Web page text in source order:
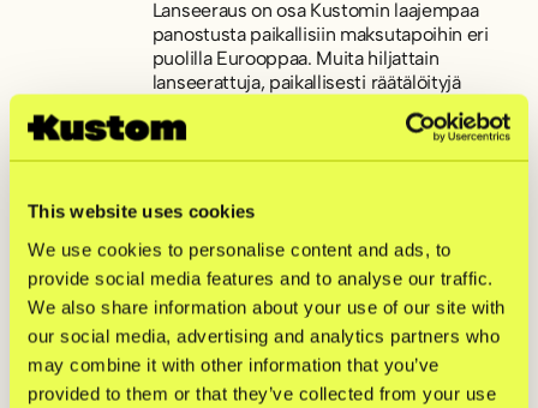
This website uses cookies
We use cookies to personalise content and ads, to
provide social media features and to analyse our traffic.
We also share information about your use of our site with
our social media, advertising and analytics partners who
may combine it with other information that you’ve
provided to them or that they’ve collected from your use
Lanseeraus on osa Kustomin laajempaa
panostusta paikallisiin maksutapoihin eri
puolilla Eurooppaa. Muita hiljattain
lanseerattuja, paikallisesti räätälöityjä
Bancontact Belgiassa, Cartes Bancaires
Kustom palvelee yli 24 000
verkkokauppiasta, kuten Tokmannia,
Musti&Mirriä ja Motonetia Suomessa. Yhä
kattavampi valikoima paikallisesti
räätälöityjä maksutapavaihtoehtoja
vahvistaa Kustomin asemaa luotettavana
kumppanina verkkokauppiaille, jotka
haluavat kasvattaa toimintaansa Euroopan
markkinoilla.